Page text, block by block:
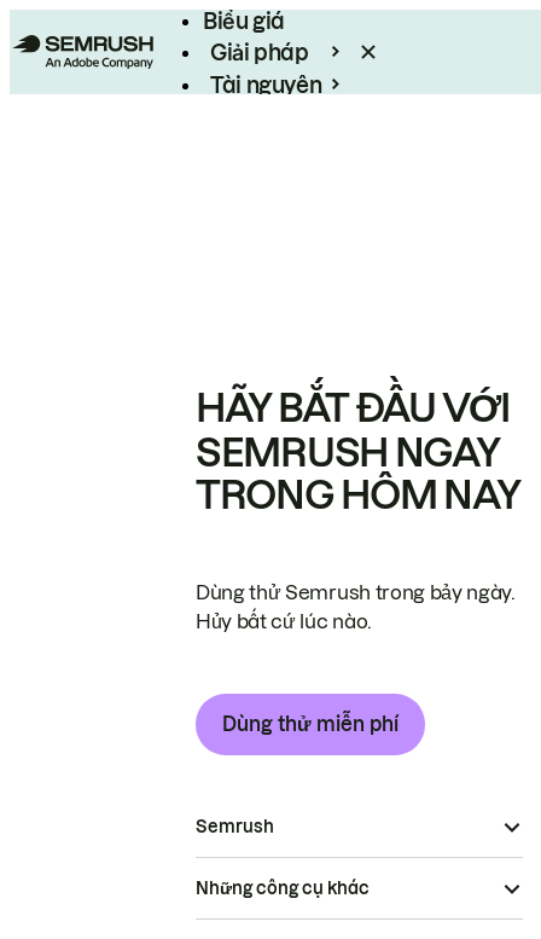
Biểu giá
Giải pháp
Tài nguyên
HÃY BẮT ĐẦU VỚI
SEMRUSH NGAY
TRONG HÔM NAY
Dùng thử Semrush trong bảy ngày.
Hủy bất cứ lúc nào.
Dùng thử miễn phí
Semrush
Những công cụ khác